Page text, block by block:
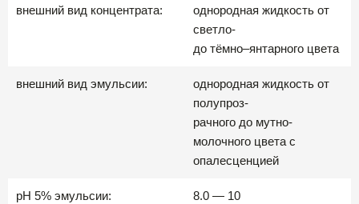
внешний вид концентрата:
однородная жидкость от
светло-
до тёмно–янтарного цвета
внешний вид эмульсии:
однородная жидкость от
полупроз-
рачного до мутно-
молочного цвета с
опалесценцией
рН 5% эмульсии: 8.0 — 10